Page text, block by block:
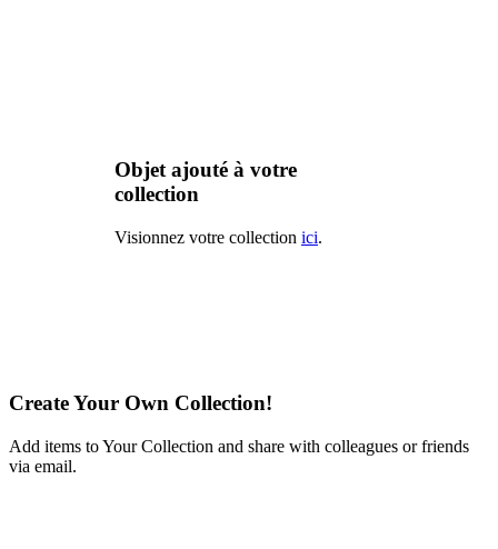
Objet ajouté à votre
collection
Visionnez votre collection ici.
Create Your Own Collection!
Add items to Your Collection and share with colleagues or friends
via email.